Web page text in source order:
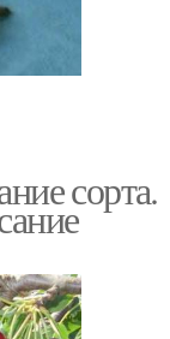
сорта.